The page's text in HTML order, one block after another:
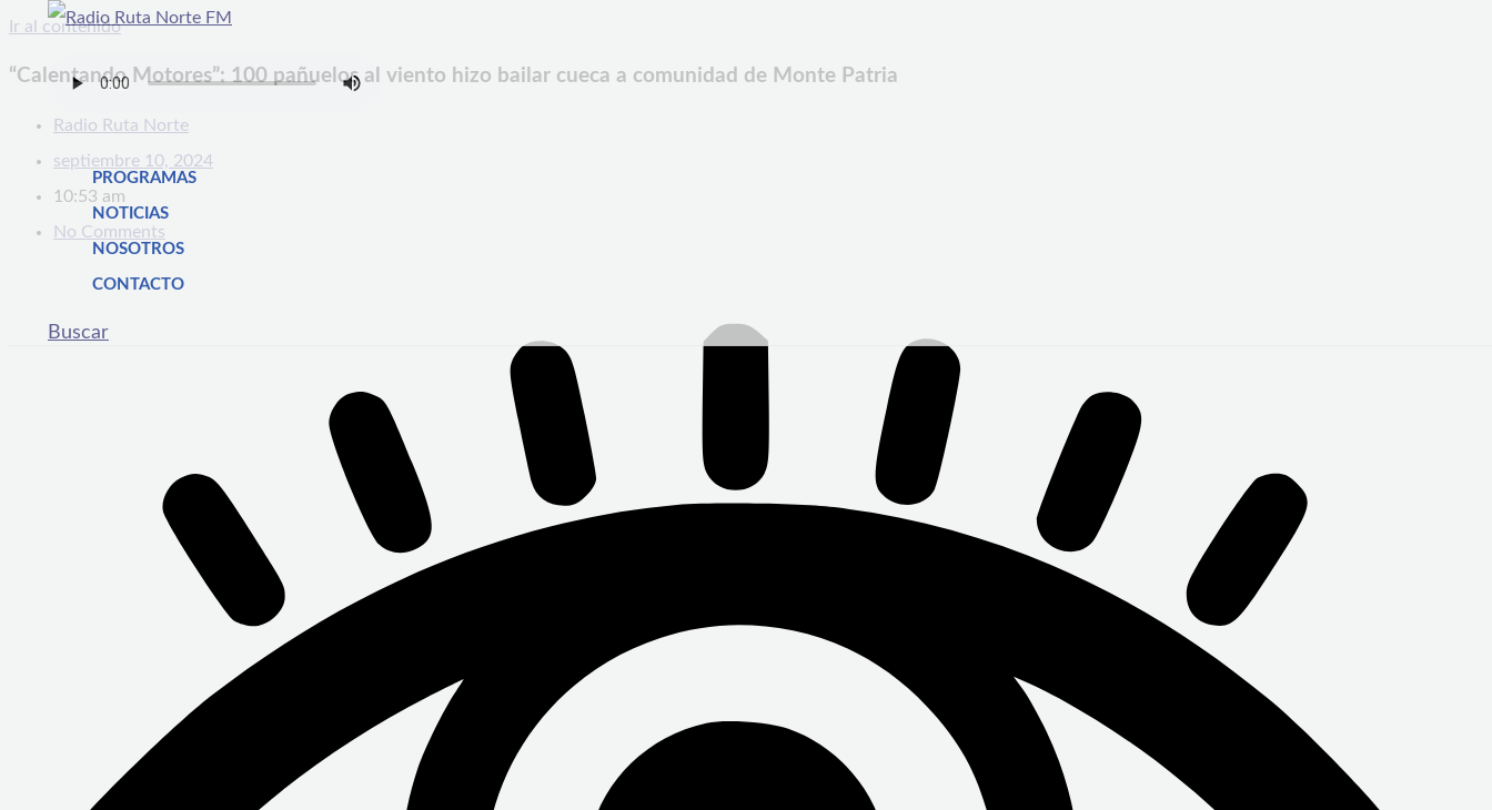
Ir al contenido
PROGRAMAS
NOTICIAS
NOSOTROS
CONTACTO
Buscar
“Calentando Motores”: 100 pañuelos al viento hizo bailar cueca a comunidad de Monte Patria
Radio Ruta Norte
septiembre 10, 2024
10:53 am
No Comments